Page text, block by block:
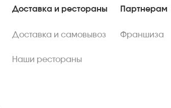
Доставка и рестораны
Доставка и самовывоз
Наши рестораны
Партнерам
Франшиза